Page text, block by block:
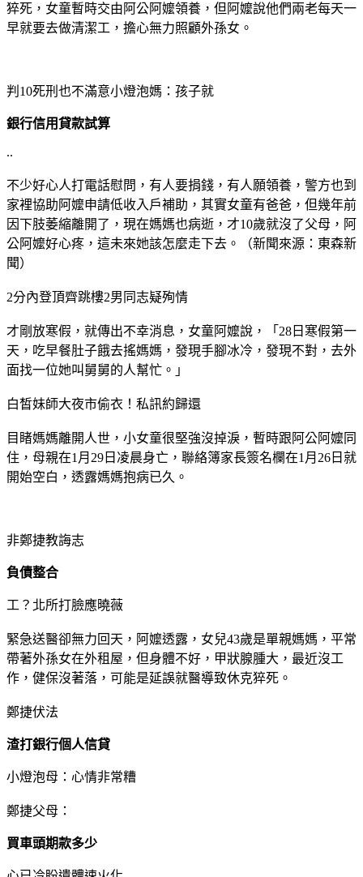
猝死，女童暫時交由阿公阿嬤領養，但阿嬤說他們兩老每天一
早就要去做清潔工，擔心無力照顧外孫女。
判10死刑也不滿意小燈泡媽：孩子就
銀行信用貸款試算
..
不少好心人打電話慰問，有人要捐錢，有人願領養，警方也到
家裡協助阿嬤申請低收入戶補助，其實女童有爸爸，但幾年前
因下肢萎縮離開了，現在媽媽也病逝，才10歲就沒了父母，阿
公阿嬤好心疼，這未來她該怎麼走下去。（新聞來源：東森新
聞）
2分內登頂齊跳樓2男同志疑殉情
才剛放寒假，就傳出不幸消息，女童阿嬤說，「28日寒假第一
天，吃早餐肚子餓去搖媽媽，發現手腳冰冷，發現不對，去外
面找一位她叫舅舅的人幫忙。」
白皙妹師大夜市偷衣！私訊約歸還
目睹媽媽離開人世，小女童很堅強沒掉淚，暫時跟阿公阿嬤同
住，母親在1月29日凌晨身亡，聯絡簿家長簽名欄在1月26日就
開始空白，透露媽媽抱病已久。
非鄭捷教誨志
負債整合
工？北所打臉應曉薇
緊急送醫卻無力回天，阿嬤透露，女兒43歲是單親媽媽，平常
帶著外孫女在外租屋，但身體不好，甲狀腺腫大，最近沒工
作，健保沒著落，可能是延誤就醫導致休克猝死。
鄭捷伏法
渣打銀行個人信貸
小燈泡母：心情非常糟
鄭捷父母：
買車頭期款多少